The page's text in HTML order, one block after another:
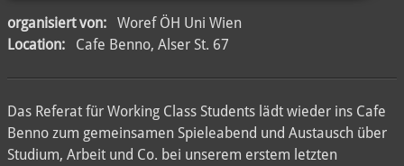
organisiert von:
Woref ÖH Uni Wien
Location:
Cafe Benno, Alser St. 67
Das Referat für Working Class Students lädt wieder ins Cafe
Benno zum gemeinsamen Spieleabend und Austausch über
Studium, Arbeit und Co. bei unserem erstem letzten